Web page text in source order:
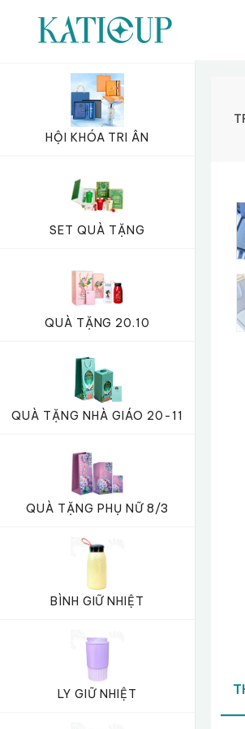
HỘI KHÓA TRI ÂN
SET QUÀ TẶNG
QUÀ TẶNG 20.10
QUÀ TẶNG NHÀ GIÁO 20-11
QUÀ TẶNG PHỤ NỮ 8/3
BÌNH GIỮ NHIỆT
LY GIỮ NHIỆT